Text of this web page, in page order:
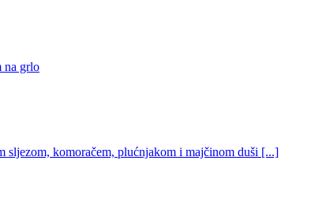
na grlo
sljezom, komoračem, plućnjakom i majčinom duši [...]